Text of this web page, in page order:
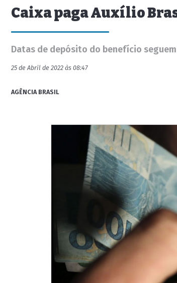
Caixa paga Auxílio
Datas de depósito do benefício
25 de Abril de 2022 às 08:47
AGÊNCIA BRASIL